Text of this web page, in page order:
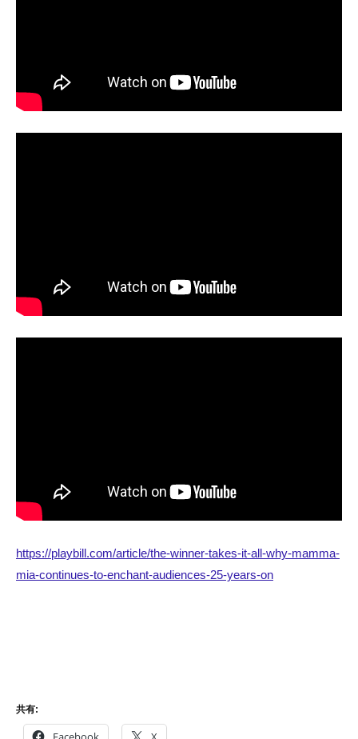
https://playbill.com/article/the-winner-takes-it-all-why-mamma-
mia-continues-to-enchant-audiences-25-years-on
共有: